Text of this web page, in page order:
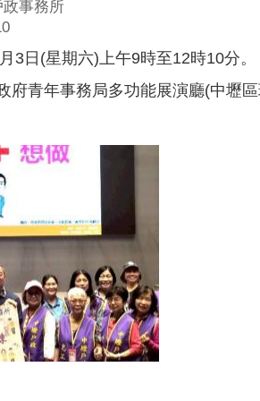
事務所
3日(星期六)上午9時至12時10分。
府青年事務局多功能展演廳(中壢區